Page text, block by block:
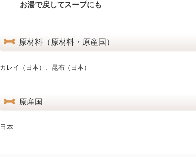
お湯で戻してスープにも
原材料（原材料・原産国）
カレイ（日本）、昆布（日本）
原産国
日本